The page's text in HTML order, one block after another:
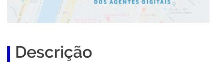
Descrição